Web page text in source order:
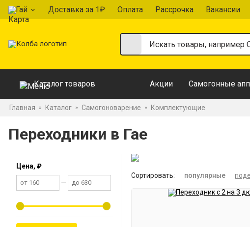
Гай Доставка за 1₽ Оплата Рассрочка Вакансии
Каталог товаров Акции Самогонные
Главная » Каталог » Самогоноварение » Комплектующие
Переходники в Гае
Цена, ₽
—
Сортировать: популярные